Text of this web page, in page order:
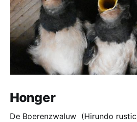
Honger
De Boerenzwaluw (Hirundo